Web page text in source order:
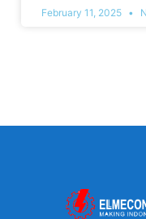
February 11, 2025